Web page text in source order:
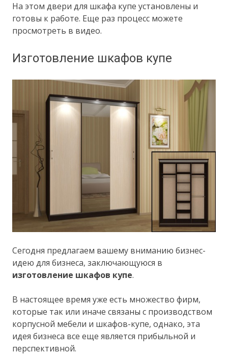
На этом двери для шкафа купе установлены и
готовы к работе. Еще раз процесс можете
просмотреть в видео.
Изготовление шкафов купе
Сегодня предлагаем вашему вниманию бизнес-
идею для бизнеса, заключающуюся в
изготовление шкафов купе.
В настоящее время уже есть множество фирм,
которые так или иначе связаны с производством
корпусной мебели и шкафов-купе, однако, эта
идея бизнеса все еще является прибыльной и
перспективной.